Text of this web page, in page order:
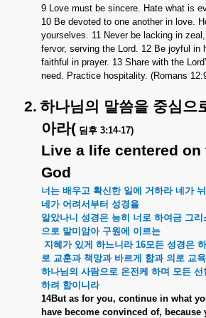
9 Love must be sincere. Hate what is
10 Be devoted to one another in love.
yourselves. 11 Never be lacking in
fervor, serving the Lord. 12 Be joyful in
faithful in prayer. 13 Share with the
need. Practice hospitality. (Romans
2. 하나님의 말씀을 중심으
아라( 딤후 3:14-17)
Live a life centered
God
너는 배우고 확신한 일에 거하라 네가
네가 어려서부터 성경을
알았나니 성경은 능히 너로 하여금 그리
으로 말미암아 구원에 이르는
지혜가 있게 하느니라16모든 성경은
로 교훈과 책망과 바르게 함과 의로 교
하나님의 사람으로 온전케 하며 모든 선
하려 함이니라
14But as for you, continue in what
have become convinced of,